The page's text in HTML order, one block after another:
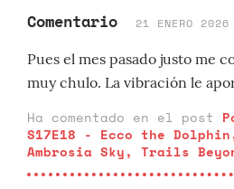
Comentario 21 ENERO
Pues el mes pasado justo me
muy chulo. La vibración le
Ha comentado en el post
S17E18 - Ecco the
Ambrosia Sky, Trails